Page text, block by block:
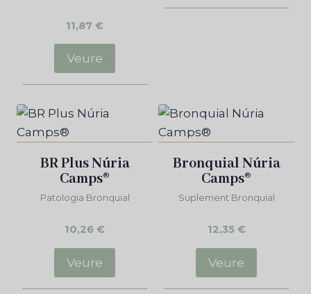
11,87 €
Veure
BR Plus Núria
Camps®
Patologia Bronquial
10,26 €
Veure
Bronquial Núria
Camps®
Suplement Bronquial
12,35 €
Veure